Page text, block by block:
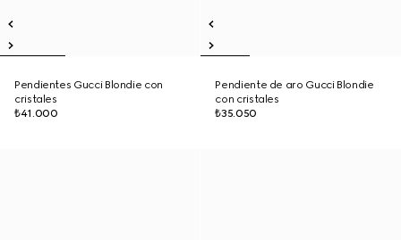
Pendientes Gucci Blondie con
cristales
₺41.000
Pendiente de aro Gucci Blondie
con cristales
₺35.050